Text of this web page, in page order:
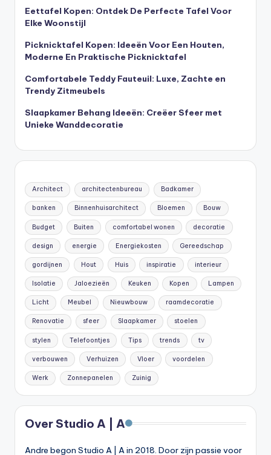
Eettafel Kopen: Ontdek De Perfecte Tafel Voor
Elke Woonstijl
Picknicktafel Kopen: Ideeën Voor Een Houten,
Moderne En Praktische Picknicktafel
Comfortabele Teddy Fauteuil: Luxe, Zachte en
Trendy Zitmeubels
Slaapkamer Behang Ideeën: Creëer Sfeer met
Unieke Wanddecoratie
Architect architectenbureau Badkamer
banken Binnenhuisarchitect Bloemen Bouw
Budget Buiten comfortabel wonen decoratie
design energie Energiekosten Gereedschap
gordijnen Hout Huis inspiratie interieur
Isolatie Jaloezieën Keuken Kopen Lampen
Licht Meubel Nieuwbouw raamdecoratie
Renovatie sfeer Slaapkamer stoelen
stylen Telefoontjes Tips trends tv
verbouwen Verhuizen Vloer voordelen
Werk Zonnepanelen Zuinig
Over Studio A | A
Andre begon Studio A | A in 2018. Door zijn passie voor